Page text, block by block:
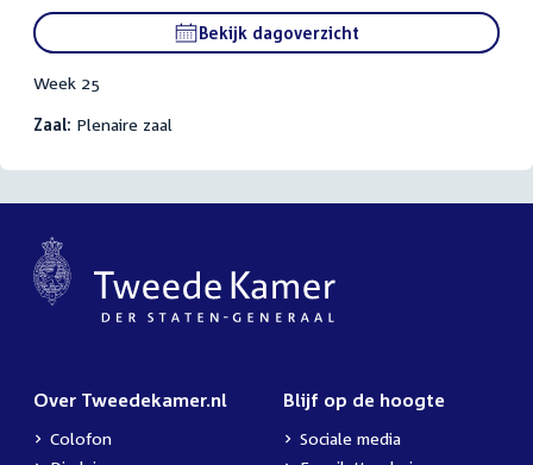
Bekijk dagoverzicht
Week 25
Zaal: Plenaire zaal
Over Tweedekamer.nl
Colofon
Blijf op de hoogte
Sociale media